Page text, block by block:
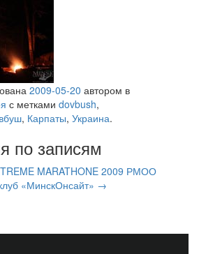
2009-05-20 автором в
с метками dovbush,
, Карпаты, Украина.
по записям
MARATHONE 2009 РМОО
«МинскОнсайт» →